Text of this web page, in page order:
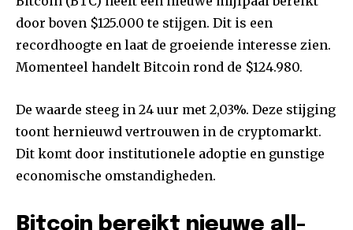
door boven $125.000 te stijgen. Dit is een
recordhoogte en laat de groeiende interesse zien.
Momenteel handelt Bitcoin rond de $124.980.
De waarde steeg in 24 uur met 2,03%. Deze stijging
toont hernieuwd vertrouwen in de cryptomarkt.
Dit komt door institutionele adoptie en gunstige
economische omstandigheden.
Bitcoin bereikt nieuwe all-